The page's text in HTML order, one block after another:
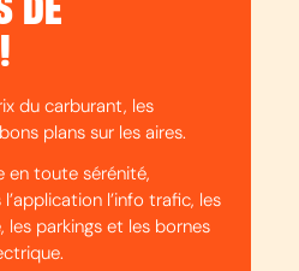
DE
du carburant, les
plans sur les aires.
en toute sérénité,
l’info trafic, les
les parkings et les bornes